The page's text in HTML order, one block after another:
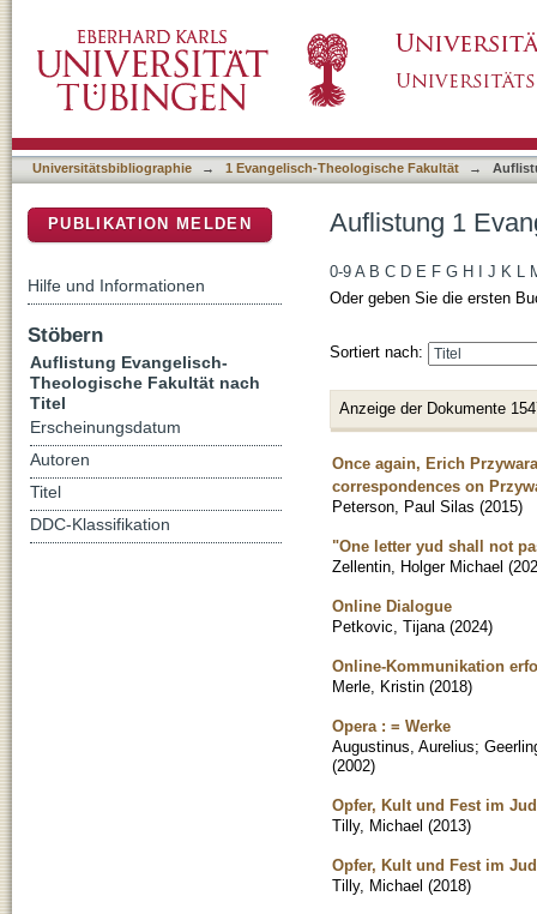
Universitätsbibliographie → 1 Evangelisch-Theologische Fakultät →
Auflistung 1
0-9 A B C D E F G H J K L
Oder geben Sie die ersten
Sortiert nach:
Anzeige der Dokumente
Once again, Erich
correspondences on
Peterson, Paul Silas (2015)
"One letter yud shall not
Zellentin, Holger Michael (
Online Dialogue
Petkovic, Tijana (2024)
Online-Kommunikation
Merle, Kristin (2018)
Opera : = Werke
Augustinus, Aurelius;
(2002)
Opfer, Kult und Fest im
Tilly, Michael (2013)
Opfer, Kult und Fest im
Tilly, Michael (2018)
PUBLIKATION MELDEN
Hilfe und Informationen
Stöbern
Auflistung Evangelisch-
Theologische Fakultät nach
Titel
Erscheinungsdatum
Autoren
Titel
DDC-Klassifikation